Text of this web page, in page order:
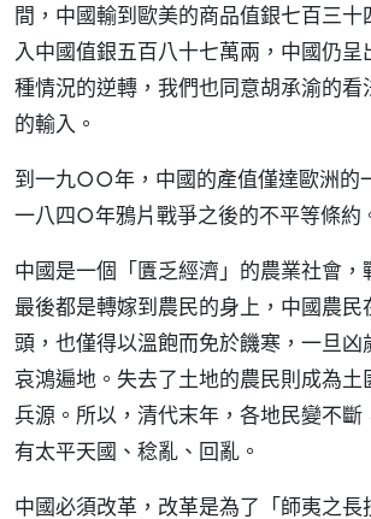
間，中國輸到歐美的商品值銀七百三十
入中國值銀五百八十七萬兩，中國仍呈
種情況的逆轉，我們也同意胡承渝的看
的輸入。
到一九○○年，中國的產值僅達歐洲的
一八四○年鴉片戰爭之後的不平等條約
中國是一個「匱乏經濟」的農業社會，
最後都是轉嫁到農民的身上，中國農民
頭，也僅得以溫飽而免於饑寒，一旦凶
哀鴻遍地。失去了土地的農民則成為土
兵源。所以，清代末年，各地民變不斷
有太平天國、稔亂、回亂。
中國必須改革，改革是為了「師夷之長